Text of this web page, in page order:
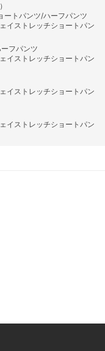
ートパンツ/ハーフパンツ
イストレッチショートパン
フパンツ
イストレッチショートパン
イストレッチショートパン
イストレッチショートパン